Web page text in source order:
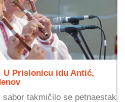
U Prislonicu idu Antić,
takmičilo se petnaestak